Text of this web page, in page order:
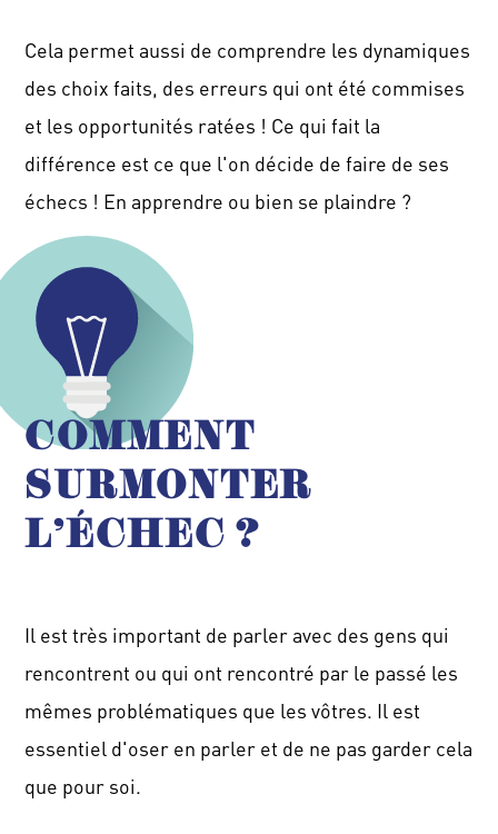
Cela permet aussi de comprendre les dynamiques
des choix faits, des erreurs qui ont été commises
et les opportunités ratées ! Ce qui fait la
différence est ce que l'on décide de faire de ses
échecs ! En apprendre ou bien se plaindre ?
COMMENT
SURMONTER
L'ÉCHEC ?
Il est très important de parler avec des gens qui
rencontrent ou qui ont rencontré par le passé les
mêmes problématiques que les vôtres. Il est
essentiel d'oser en parler et de ne pas garder cela
que pour soi.